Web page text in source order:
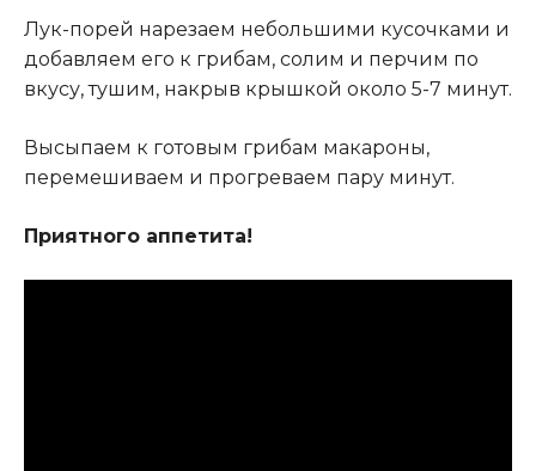
Лук-порей нарезаем небольшими кусочками и
добавляем его к грибам, солим и перчим по
вкусу, тушим, накрыв крышкой около 5-7 минут.
Высыпаем к готовым грибам макароны,
перемешиваем и прогреваем пару минут.
Приятного аппетита!